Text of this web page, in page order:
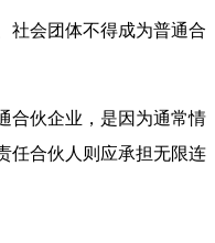
社会团体不得成为普通合
合伙企业，是因为通常情
任合伙人则应承担无限连